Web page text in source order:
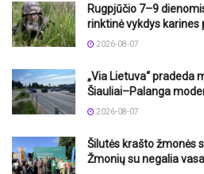
Rugpjūčio 7–9
rinktinė vykdys karines
2026-08-07
„Via Lietuva“ pradeda
Šiauliai–Palanga
2026-08-07
Šilutės krašto žmonės
Žmonių su negalia